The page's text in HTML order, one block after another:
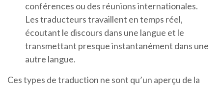
conférences ou des réunions internationales.
Les traducteurs travaillent en temps réel,
écoutant le discours dans une langue et le
transmettant presque instantanément dans une
autre langue.
Ces types de traduction ne sont qu’un aperçu de la